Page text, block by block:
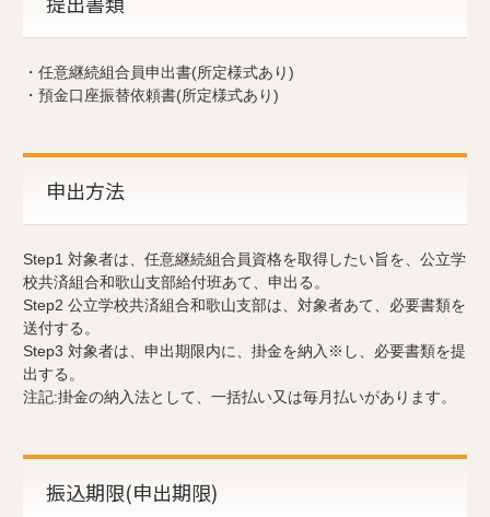
・任意継続組合員申出書(所定様式あり)
・預金口座振替依頼書(所定様式あり)
申出方法
Step1 対象者は、任意継続組合員資格を取得したい旨を、公立学
校共済組合和歌山支部給付班あて、申出る。
Step2 公立学校共済組合和歌山支部は、対象者あて、必要書類を
送付する。
Step3 対象者は、申出期限内に、掛金を納入※し、必要書類を提
出する。
注記:掛金の納入法として、一括払い又は毎月払いがあります。
振込期限(申出期限)